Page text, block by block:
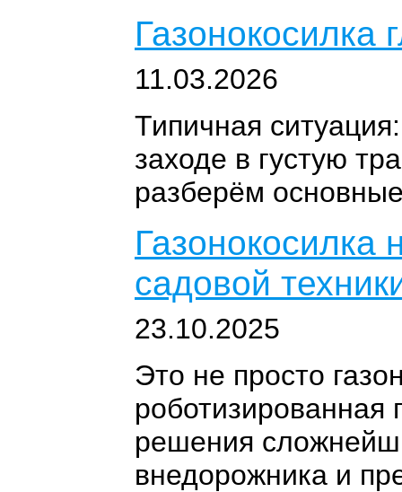
Газонокосилка
11.03.2026
Типичная
заходе в густую
разберём
Газонокосилка
садовой
23.10.2025
Это не просто
решения
внедорожника и